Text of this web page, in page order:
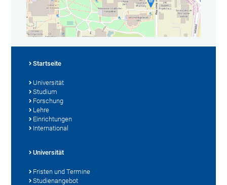
Startseite
Universität
Studium
Forschung
Lehre
Einrichtungen
International
Universität
Fristen und Termine
Studienangebot